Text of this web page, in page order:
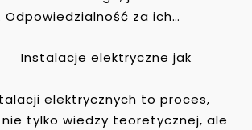
Odpowiedzialność za ich…
Instalacje elektryczne jak
elektrycznych to proces,
tylko wiedzy teoretycznej, ale